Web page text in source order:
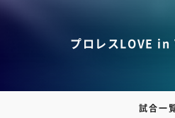
プロレスLOVE in
試合一